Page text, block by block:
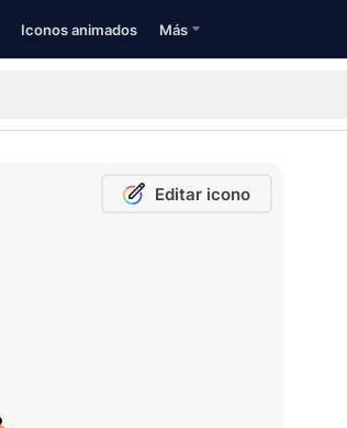
Iconos animados Más
Editar icono